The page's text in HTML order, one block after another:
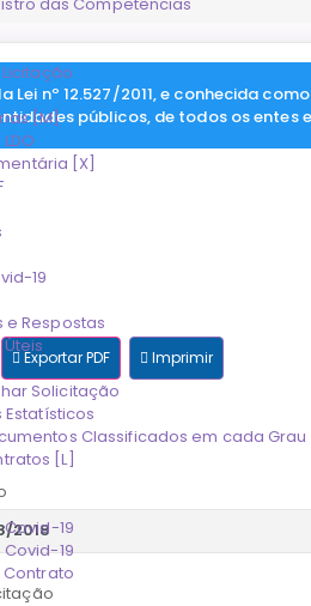
[M]
[X]
19
e Respostas
Solicitação
Classificados em cada Grau
[L]
19
19
Contrato
Lei nº 12.527/2011, e conhecida
públicos, de todos os entes
Exportar PDF Imprimir